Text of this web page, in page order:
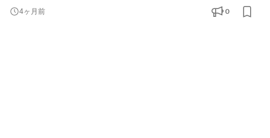
＜具体的には？＞ ・海外から来日するまでの手続き ・外国人支援
のデータベース管理 ・入国管理局に進捗確認 ・来社対応、電話対
4ヶ月前 0